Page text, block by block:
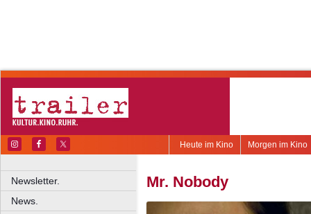
Morgen im Kino
Heute im Kino
Newsletter.
News.
Mr. Nobody